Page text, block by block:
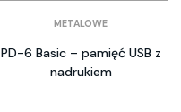
METALOWE
PD-6 Basic – pamięć USB z
nadrukiem